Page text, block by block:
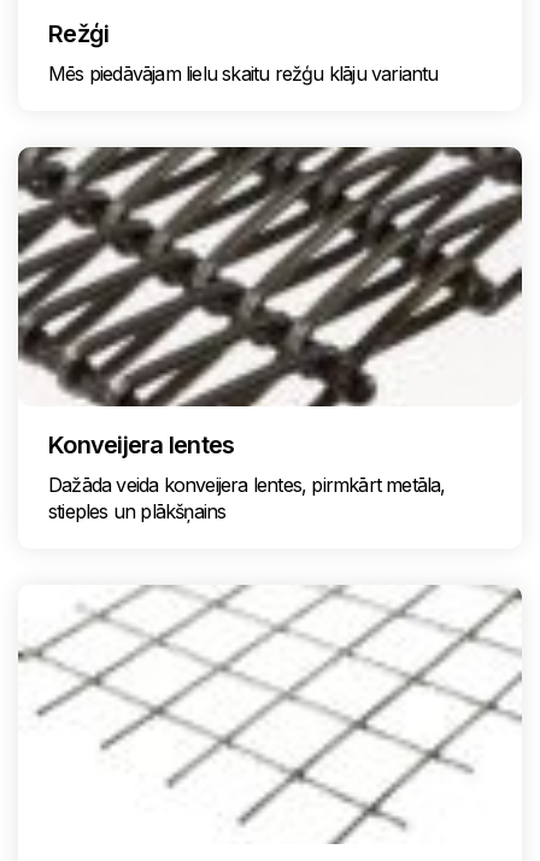
Režģi
Mēs piedāvājam lielu skaitu režģu klāju variantu
Konveijera lentes
Dažāda veida konveijera lentes, pirmkārt metāla,
stieples un plākšņains